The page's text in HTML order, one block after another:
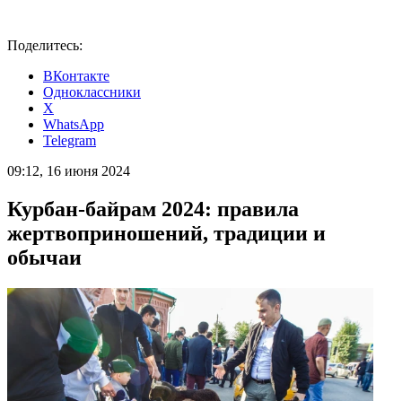
Поделитесь:
ВКонтакте
Одноклассники
X
WhatsApp
Telegram
09:12, 16 июня 2024
Курбан-байрам 2024: правила
жертвоприношений, традиции и
обычаи